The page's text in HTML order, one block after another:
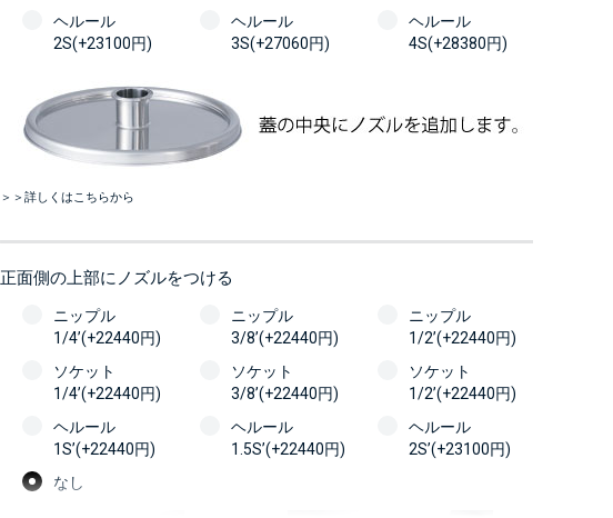
ヘルール
2S(+23100円)
ヘルール
3S(+27060円)
ヘルール
4S(+28380円)
＞＞詳しくはこちらから
正面側の上部にノズルをつける
ニップル
1/4’(+22440円)
ニップル
3/8’(+22440円)
ニップル
1/2’(+22440円)
ソケット
1/4’(+22440円)
ソケット
3/8’(+22440円)
ソケット
1/2’(+22440円)
ヘルール
1S’(+22440円)
ヘルール
1.5S’(+22440円)
ヘルール
2S’(+23100円)
なし